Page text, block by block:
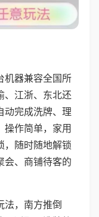
机器兼容全国所
、江浙、东北还
动完成洗牌、理
操作简单，家用
，随时随地解锁
会、商铺待客的
法，南方推倒